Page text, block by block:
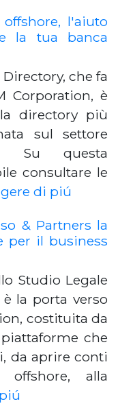
l'aiuto
la tua banca
che fa
Corporation, è
directory più
sul settore
Su questa
consultare le
di piú
& Partners la
per il business
Studio Legale
la porta verso
costituita da
che
da aprire conti
alla